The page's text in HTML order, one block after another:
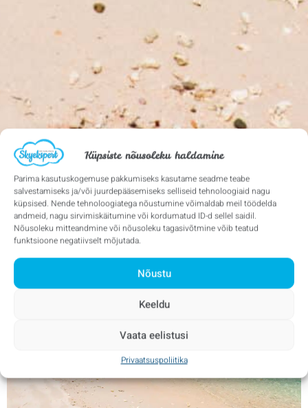
Küpsiste nõusoleku haldamine
Parima kasutuskogemuse pakkumiseks kasutame seadme teabe
salvestamiseks ja/või juurdepääsemiseks selliseid tehnoloogiaid nagu
küpsised. Nende tehnoloogiatega nõustumine võimaldab meil töödelda
andmeid, nagu sirvimiskäitumine või kordumatud ID-d sellel saidil.
Nõusoleku mitteandmine või nõusoleku tagasivõtmine võib teatud
funktsioone negatiivselt mõjutada.
Nõustu
Keeldu
Vaata eelistusi
Privaatsuspoliitika